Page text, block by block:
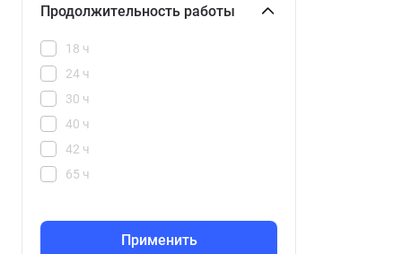
Продолжительность работы
18 ч
24 ч
30 ч
40 ч
42 ч
65 ч
144 ч